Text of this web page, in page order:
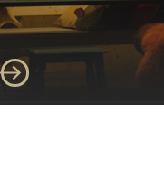
Faber E-Box 1000/
Front